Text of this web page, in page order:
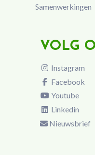
Samenwerkingen
VOLG
Instagram
Facebook
Youtube
Linkedin
Nieuwsbrief